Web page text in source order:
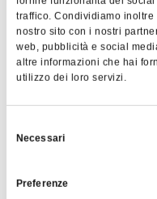
traffico. Condividiamo
nostro sito con i nostri
web, pubblicità e social
altre informazioni che hai
utilizzo dei loro servizi.
delNecessari
Preferenze
OZZANO DELL'EMILIA
Sembra incredibile
creare un nuovo
cittadina ozzanese
nell’impresa! Tra
dobbiamo
ufficialmente
dall’Uami (agenzia
Mostra altro